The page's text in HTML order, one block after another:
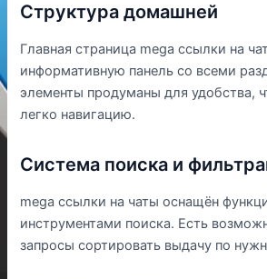
Структура домашней
Главная страница mega ссылки на
информативную панель со всеми
элементы продуманы для удобства,
легко навигацию.
Система поиска и
mega ссылки на чаты оснащён
инструментами поиска. Есть
запросы сортировать выдачу по